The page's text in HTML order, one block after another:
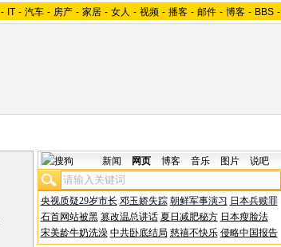
- IT - 汽车 - 房产 - 家居 - 女人 - 视频 - 播客 - 邮件 - 博客 - BBS -
新闻 网页 博客 音乐 图片 说吧
央视质疑29岁市长 邓玉娇失踪 朝鲜军事演习 日本兵赎罪
石首网站被黑 篡改温总讲话 夏日减肥秘方 日本瘦脸法
宋美龄牛奶洗澡 中共卧底结局 慈禧不快乐 侵略中国报告